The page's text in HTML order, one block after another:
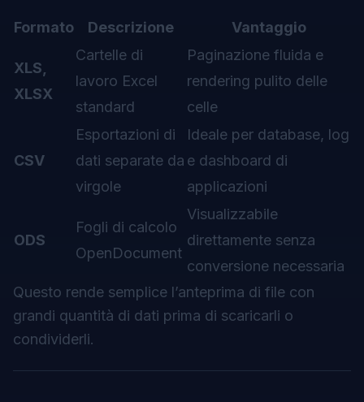
Formato Descrizione Vantaggio
XLS,
XLSX
Cartelle di
lavoro Excel
standard
Paginazione fluida e
rendering pulito delle
celle
CSV
Esportazioni di
dati separate da
virgole
Ideale per database, log
e dashboard di
applicazioni
ODS
Fogli di calcolo
OpenDocument
Visualizzabile
direttamente senza
conversione necessaria
Questo rende semplice l’anteprima di file con
grandi quantità di dati prima di scaricarli o
condividerli.